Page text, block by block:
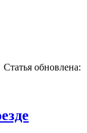
Статья обновлена: